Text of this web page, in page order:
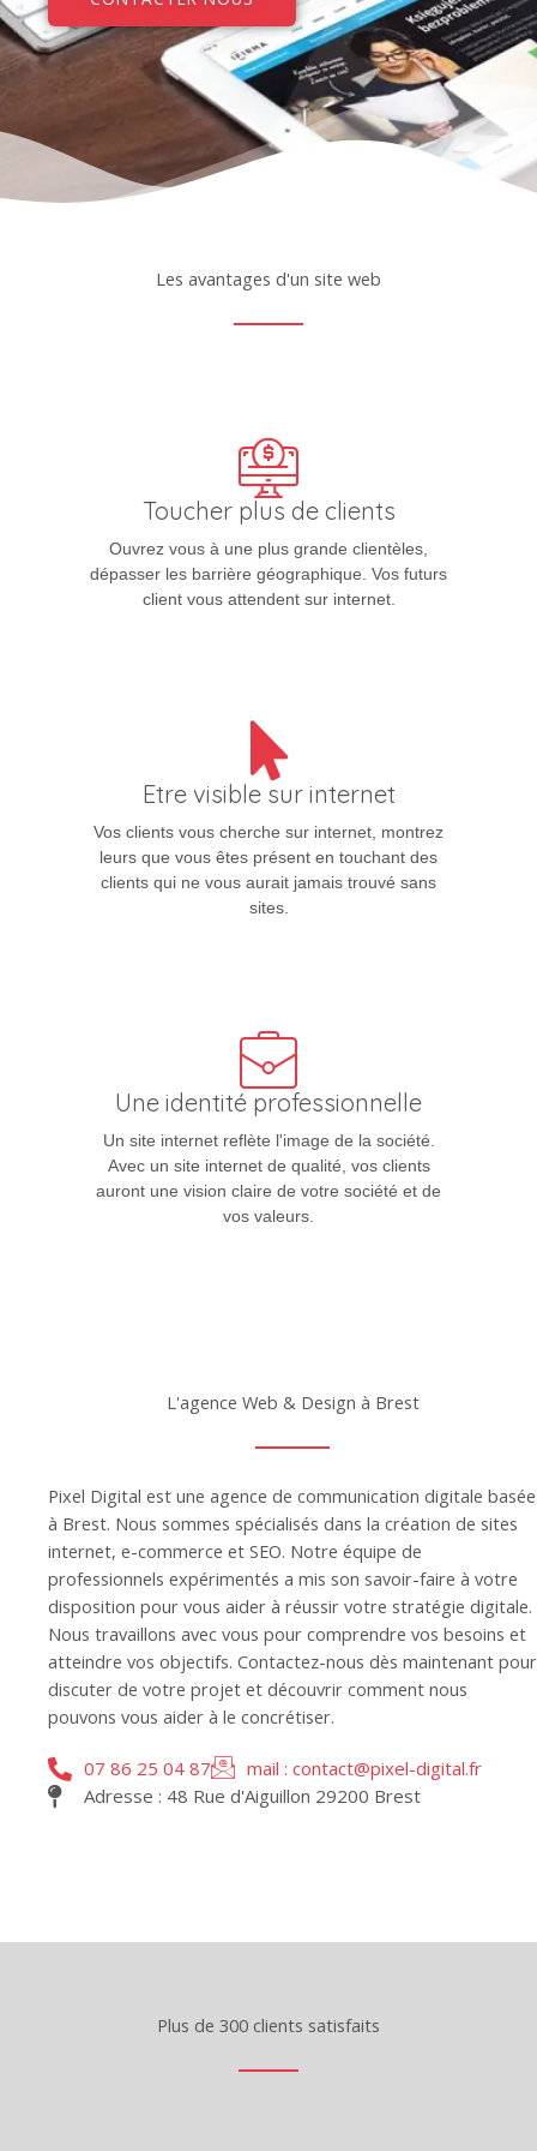
Les avantages d'un site web
Toucher plus de clients
Ouvrez vous à une plus grande clientèles,
dépasser les barrière géographique. Vos futurs
client vous attendent sur internet.
Etre visible sur internet
Vos clients vous cherche sur internet, montrez
leurs que vous êtes présent en touchant des
clients qui ne vous aurait jamais trouvé sans
sites.
Une identité professionnelle
Un site internet reflète l'image de la société.
Avec un site internet de qualité, vos clients
auront une vision claire de votre société et de
vos valeurs.
L'agence Web & Design à Brest
Pixel Digital est une agence de communication digitale basée
à Brest. Nous sommes spécialisés dans la création de sites
internet, e-commerce et SEO. Notre équipe de
professionnels expérimentés a mis son savoir-faire à votre
disposition pour vous aider à réussir votre stratégie digitale.
Nous travaillons avec vous pour comprendre vos besoins et
atteindre vos objectifs. Contactez-nous dès maintenant pour
discuter de votre projet et découvrir comment nous
pouvons vous aider à le concrétiser.
07 86 25 04 87
mail : contact@pixel-digital.fr
Adresse : 48 Rue d'Aiguillon 29200 Brest
Plus de 300 clients satisfaits